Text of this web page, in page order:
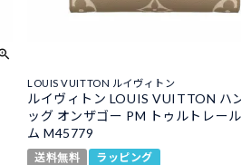
LOUIS VUITTON ルイヴィトン
ルイヴィトン LOUIS VUITTON ハ
ッグ オンザゴー PM トゥルトレー
ム M45779
送料無料 ラッピング